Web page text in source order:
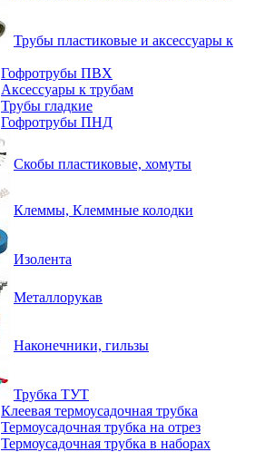
Трубы пластиковые и аксессуары к
Гофротрубы ПВХ
Аксессуары к трубам
Трубы гладкие
Гофротрубы ПНД
Скобы пластиковые, хомуты
Клеммы, Клеммные колодки
Изолента
Металлорукав
Наконечники, гильзы
Трубка ТУТ
Клеевая термоусадочная трубка
Термоусадочная трубка на отрез
Термоусадочная трубка в наборах